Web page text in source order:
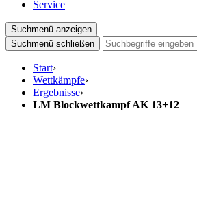
Service
Suchmenü anzeigen
Suchmenü schließen
Start›
Wettkämpfe›
Ergebnisse›
LM Blockwettkampf AK 13+12